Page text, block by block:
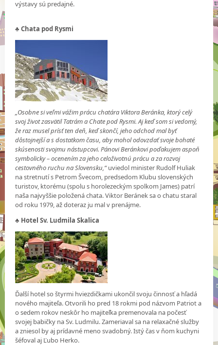
výstavy sú predajné.
♣ Chata pod Rysmi
„Osobne si veľmi vážim prácu chatára Viktora Beránka, ktorý celý
svoj život zasvätil Tatrám a Chate pod Rysmi. Aj keď som si vedomý,
že raz musel prísť ten deň, keď skončí, jeho odchod mal byť
dôstojnejší a s dostatkom času, aby mohol odovzdať svoje bohaté
skúsenosti svojmu nástupcovi. Pánovi Beránkovi poďakujem aspoň
symbolicky – ocenením za jeho celoživotnú prácu a za rozvoj
cestovného ruchu na Slovensku,“uviedol minister Rudolf Huliak
na stretnutí s Petrom Švecom, predsedom Klubu slovenských
turistov, ktorému (spolu s horolezeckým spolkom James) patrí
naša najvyššie položená chata. Viktor Beránek sa o chatu staral
od roku 1979, až doteraz ju mal v prenájme.
♣ Hotel Sv. Ludmila Skalica
Ďalší hotel so štyrmi hviezdičkami ukončil svoju činnosť a hľadá
nového majiteľa. Otvorili ho pred 18 rokmi pod názvom Patriot a
o sedem rokov neskôr ho majiteľka premenovala na počesť
svojej babičky na Sv. Ludmilu. Zameriaval sa na relaxačné služby
a zniesol by aj prídavné meno svadobný. Istý čas v ňom kuchyni
šéfoval aj Ľubo Herko.